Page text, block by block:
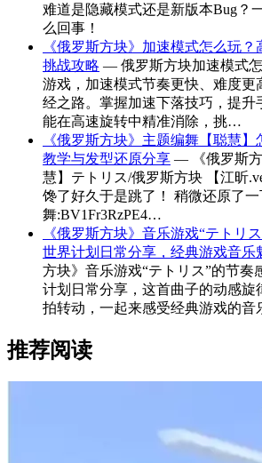
难道是隐藏模式还是新版本Bug？
么回事！
《俄罗斯方块》加速模式怎么玩
挑战攻略 — 俄罗斯方块加速模式
游戏，加速模式节奏更快、难度更
经之路。掌握加速下落技巧，提升
能在高速旋转中精准消除，挑…
《俄罗斯方块》主题编舞【聪慧
教学与发型还原分享 — 《俄罗斯
慧】テトリス/俄罗斯方块 【江昕
馋了好久于是跳了！ 稍微还原了一
舞:BV1Fr3RzPE4…
《俄罗斯方块》音乐游戏“テトリ
世界计划日常分享，经典游戏音乐
方块》音乐游戏“テトリス”的节奏
计划日常分享，这首曲子的动感旋
拍转动，一起来感受经典游戏的音
推荐阅读